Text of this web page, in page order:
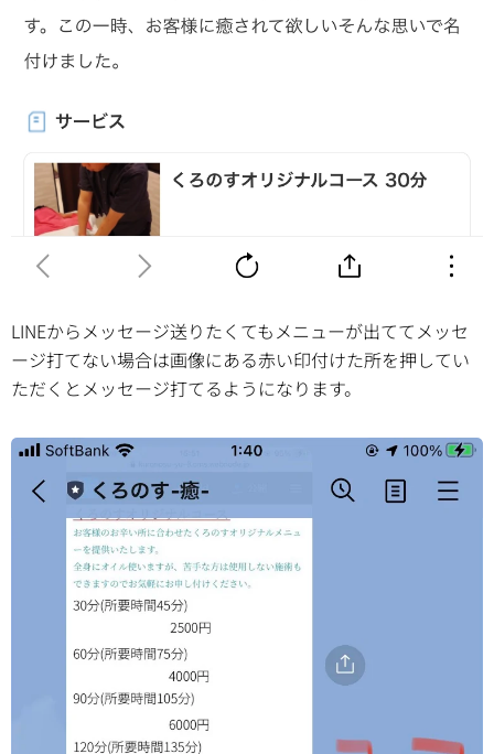
LINEからメッセージ送りたくてもメニューが出ててメッセ
ージ打てない場合は画像にある赤い印付けた所を押してい
ただくとメッセージ打てるようになります。